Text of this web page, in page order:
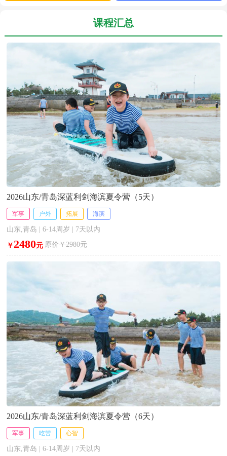
课程汇总
2026山东/青岛深蓝利剑海滨夏令营（5天）
军事 户外 拓展 海滨
山东,青岛 | 6-14周岁 | 7天以内
￥ 2480元 原价￥2980元
2026山东/青岛深蓝利剑海滨夏令营（6天）
军事 吃苦 心智
山东,青岛 | 6-14周岁 | 7天以内